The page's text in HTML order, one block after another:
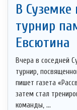
В
турнир
Евсютина
Вчера в соседней
турнир,
пишет газета
затем стал
команды, ...